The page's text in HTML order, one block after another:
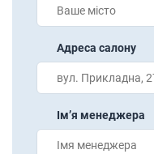
Адреса салону
Імʼя менеджера